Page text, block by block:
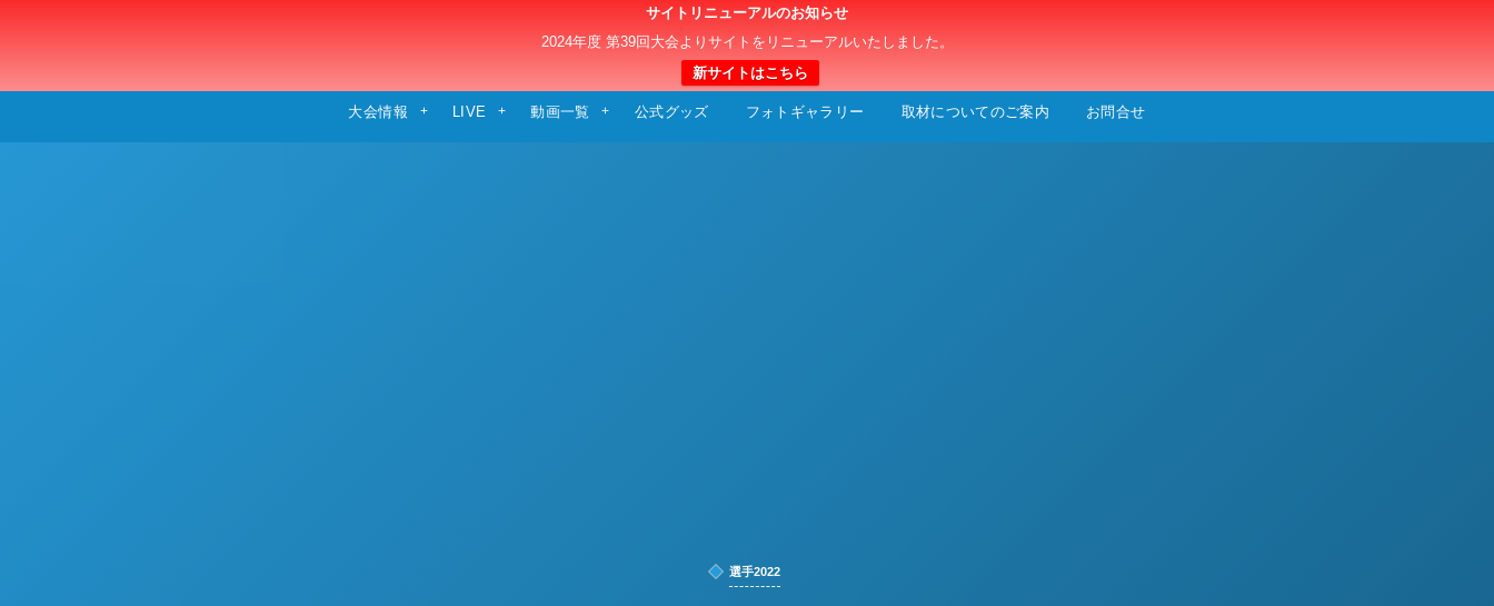
サイトリニューアルのお知らせ
2024年度 第39回大会よりサイトをリニューアルいたしました。
新サイトはこちら
日本クラブユースサッカー選手権（U-15）大会
大会情報 LIVE 動画一覧 公式グッズ フォトギャラリー 取材についてのご案内 お問合せ
選手2022